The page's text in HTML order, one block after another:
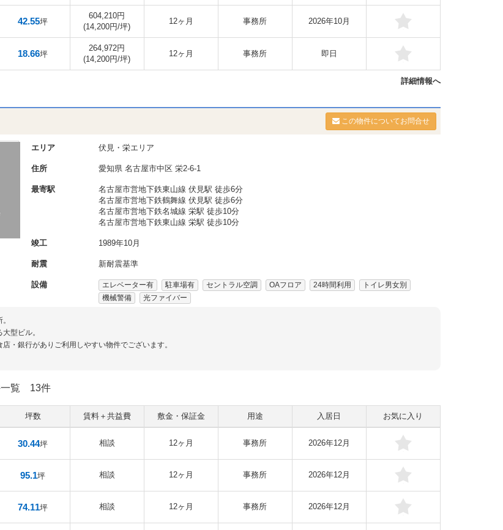
42.55坪
604,210円
(14,200円/坪)
12ヶ月 事務所 2026年10月
18.66坪
264,972円
(14,200円/坪)
12ヶ月 事務所 即日
詳細情報へ
この物件についてお問合せ
エリア 伏見・栄エリア
住所 愛知県 名古屋市中区栄2-6-1
最寄駅
名古屋市営地下鉄東山線 伏見駅 徒歩6分
名古屋市営地下鉄鶴舞線 伏見駅 徒歩6分
名古屋市営地下鉄名城線 栄駅 徒歩10分
名古屋市営地下鉄東山線 栄駅 徒歩10分
竣工 1989年10月
耐震 新耐震基準
設備 エレベーター有 駐車場有 セントラル空調 OAフロア 24時間利用
トイレ男女別
機械警備
光ファイバー
型ビル。
・銀行がありご利用しやすい物件でございます。
一覧 13件
坪数 賃料＋共益費 敷金・保証金 用途 入居日 お気に入り
30.44坪 相談 12ヶ月 事務所 2026年12月
95.1坪 相談 12ヶ月 事務所 2026年12月
74.11坪 相談 12ヶ月 事務所 2026年12月